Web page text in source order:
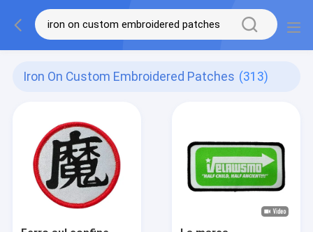
Iron On Custom Embroidered Patches (313)